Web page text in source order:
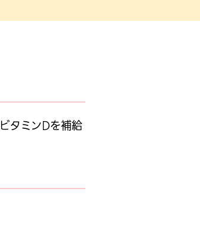
タミンDを補給